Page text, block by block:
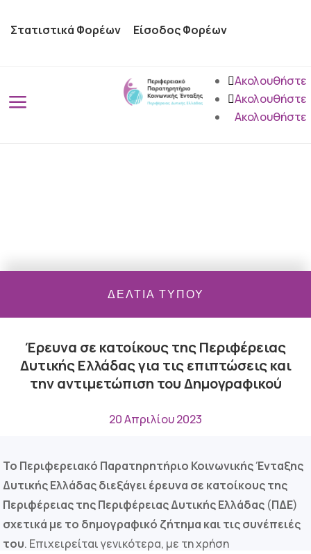
Στατιστικά Φορέων Είσοδος Φορέων
a
Ακολουθήστε
Ακολουθήστε
Ακολουθήστε
ΔΕΛΤΊΑ ΤΎΠΟΥ
Έρευνα σε κατοίκους της Περιφέρειας
Δυτικής Ελλάδας για τις επιπτώσεις και
την αντιμετώπιση του Δημογραφικού
20 Απριλίου 2023
Το Περιφερειακό Παρατηρητήριο Κοινωνικής Ένταξης
Δυτικής Ελλάδαςδιεξάγει έρευνα σε κατοίκους της
Περιφέρειας της Περιφέρειας Δυτικής Ελλάδας (ΠΔΕ)
σχετικά με το δημογραφικό ζήτημα και τις συνέπειές
του. Επιχειρείται γενικότερα, με τη χρήση